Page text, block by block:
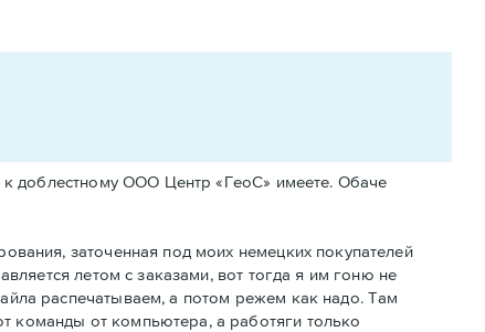
доблестному ООО Центр «ГеоС» имеете. Обаче
заточенная под моих немецких покупателей
летом с заказами, вот тогда я им гоню не
распечатываем, а потом режем как надо. Там
команды от компьютера, а работяги только